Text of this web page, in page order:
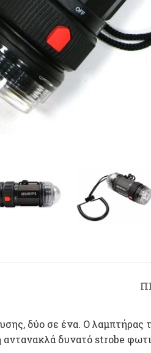
δύο σε ένα. Ο λαμπτήρας
αντανακλά δυνατό strobe